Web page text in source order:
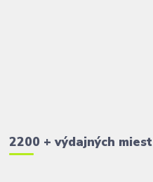
2200 + výdajných miest